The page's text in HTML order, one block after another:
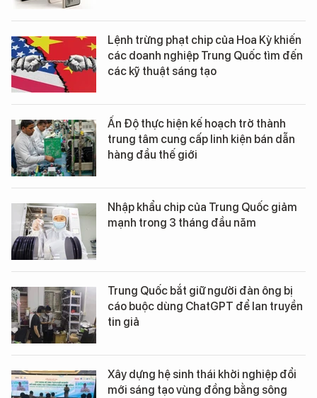
Lệnh trừng phạt chip của Hoa Kỳ khiến
các doanh nghiệp Trung Quốc tìm đến
các kỹ thuật sáng tạo
Ấn Độ thực hiện kế hoạch trở thành
trung tâm cung cấp linh kiện bán dẫn
hàng đầu thế giới
Nhập khẩu chip của Trung Quốc giảm
mạnh trong 3 tháng đầu năm
Trung Quốc bắt giữ người đàn ông bị
cáo buộc dùng ChatGPT để lan truyền
tin giả
Xây dựng hệ sinh thái khởi nghiệp đổi
mới sáng tạo vùng đồng bằng sông